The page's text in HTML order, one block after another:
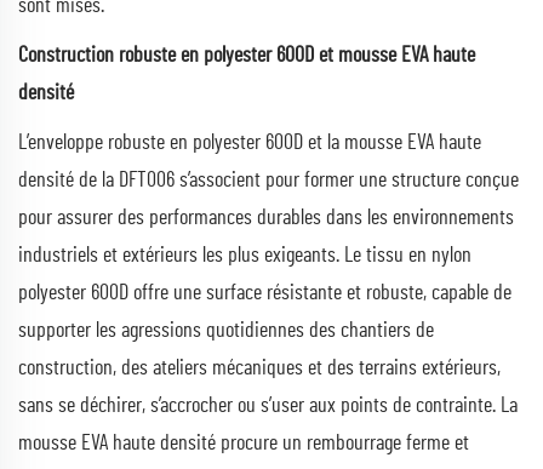
sont mises.
Construction robuste en polyester 600D et mousse EVA haute
densité
L’enveloppe robuste en polyester 600D et la mousse EVA haute
densité de la DFT006 s’associent pour former une structure conçue
pour assurer des performances durables dans les environnements
industriels et extérieurs les plus exigeants. Le tissu en nylon
polyester 600D offre une surface résistante et robuste, capable de
supporter les agressions quotidiennes des chantiers de
construction, des ateliers mécaniques et des terrains extérieurs,
sans se déchirer, s’accrocher ou s’user aux points de contrainte. La
mousse EVA haute densité procure un rembourrage ferme et